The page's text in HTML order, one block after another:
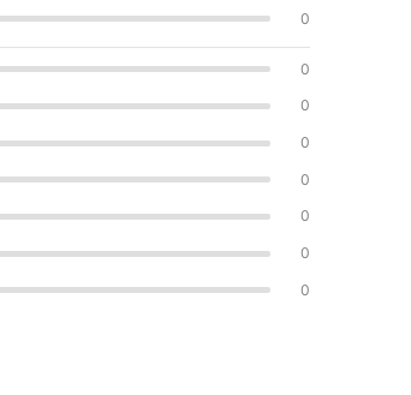
0
0
0
0
0
0
0
0